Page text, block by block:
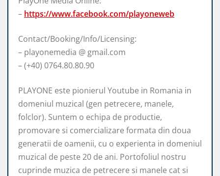
– https://www.facebook.com/playoneweb
Contact/Booking/Info/Licensing:
– playonemedia @ gmail.com
– (+40) 0764.80.80.90
PLAYONE este pionierul Youtube in Romania in
domeniul muzical (gen petrecere, manele,
folclor). Suntem o echipa de productie,
promovare si comercializare formata din doua
generatii de oamenii, cu o experienta in domeniul
muzical de peste 20 de ani. Portofoliul nostru
cuprinde muzica de petrecere si manele cat si